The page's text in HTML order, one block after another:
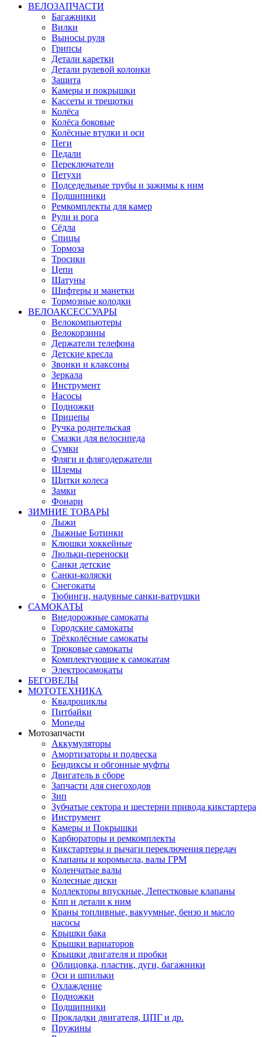
ВЕЛОЗАПЧАСТИ
Багажники
Вилки
Выносы руля
Грипсы
Детали каретки
Детали рулевой колонки
Защита
Камеры и покрышки
Кассеты и трещотки
Колёса
Колёса боковые
Колёсные втулки и оси
Пеги
Педали
Переключатели
Петухи
Подседельные трубы и зажимы к ним
Подшипники
Ремкомплекты для камер
Рули и рога
Сёдла
Спицы
Тормоза
Тросики
Цепи
Шатуны
Шифтеры и манетки
Тормозные колодки
ВЕЛОАКСЕССУАРЫ
Велокомпьютеры
Велокорзины
Держатели телефона
Детские кресла
Звонки и клаксоны
Зеркала
Инструмент
Насосы
Подножки
Прицепы
Ручка родительская
Смазки для велосипеда
Сумки
Фляги и флягодержатели
Шлемы
Щитки колеса
Замки
Фонари
ЗИМНИЕ ТОВАРЫ
Лыжи
Лыжные Ботинки
Клюшки хоккейные
Люльки-переноски
Санки детские
Санки-коляски
Снегокаты
Тюбинги, надувные санки-ватрушки
САМОКАТЫ
Внедорожные самокаты
Городские самокаты
Трёхколёсные самокаты
Трюковые самокаты
Комплектующие к самокатам
Электросамокаты
БЕГОВЕЛЫ
МОТОТЕХНИКА
Квадроциклы
Питбайки
Мопеды
Мотозапчасти
Аккумуляторы
Амортизаторы и подвеска
Бендиксы и обгонные муфты
Двигатель в сборе
Запчасти для снегоходов
Зип
Зубчатые сектора и шестерни привода кикстартера
Инструмент
Камеры и Покрышки
Карбюраторы и ремкомплекты
Кикстартеры и рычаги переключения передач
Клапаны и коромысла, валы ГРМ
Коленчатые валы
Колесные диски
Коллекторы впускные, Лепестковые клапаны
Кпп и детали к ним
Краны топливные, вакуумные, бензо и масло
насосы
Крышки бака
Крышки вариаторов
Крышки двигателя и пробки
Облицовка, пластик, дуги, багажники
Оси и шпильки
Охлаждение
Подножки
Подшипники
Прокладки двигателя, ЦПГ и др.
Пружины